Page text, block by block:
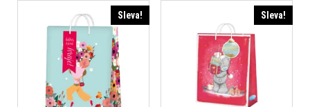
Sleva! Sleva!